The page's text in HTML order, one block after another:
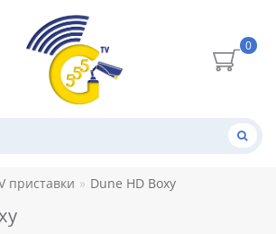
0
приставки Dune HD Boxy